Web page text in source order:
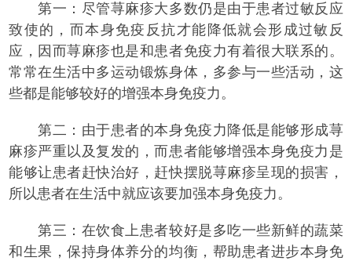
第一：尽管荨麻疹大多数仍是由于患者过敏反应
致使的，而本身免疫反抗才能降低就会形成过敏反
应，因而荨麻疹也是和患者免疫力有着很大联系的。
常常在生活中多运动锻炼身体，多参与一些活动，这
些都是能够较好的增强本身免疫力。
第二：由于患者的本身免疫力降低是能够形成荨
麻疹严重以及复发的，而患者能够增强本身免疫力是
能够让患者赶快治好，赶快摆脱荨麻疹呈现的损害，
所以患者在生活中就应该要加强本身免疫力。
第三：在饮食上患者较好是多吃一些新鲜的蔬菜
和生果，保持身体养分的均衡，帮助患者进步本身免